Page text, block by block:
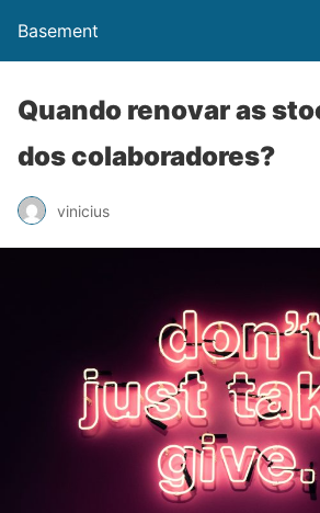
Basement
Quando renovar as
dos colaboradores?
vinicius